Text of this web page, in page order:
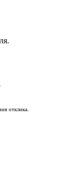
отклика.